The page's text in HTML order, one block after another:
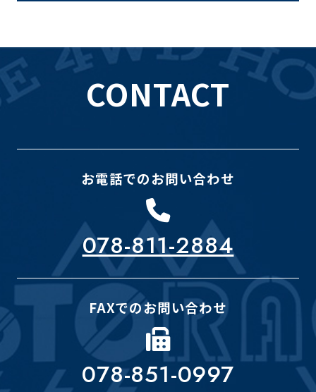
CONTACT
お電話でのお問い合わせ
078-811-2884
FAXでのお問い合わせ
078-851-0997